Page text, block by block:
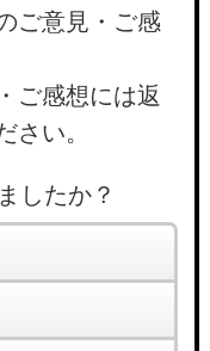
ご意見・ご感
ご感想には返
さい。
したか？